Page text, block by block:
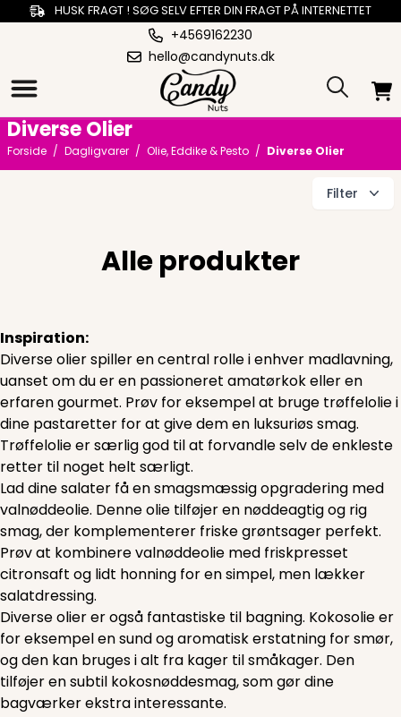
HUSK FRAGT ! SØG SELV EFTER DIN FRAGT PÅ INTERNETTET
+4569162230
hello@candynuts.dk
Diverse Olier
Forside / Dagligvarer / Olie, Eddike & Pesto / Diverse Olier
Filter
Alle produkter
Inspiration:
Diverse olier spiller en central rolle i enhver madlavning,
uanset om du er en passioneret amatørkok eller en
erfaren gourmet. Prøv for eksempel at bruge trøffelolie i
dine pastaretter for at give dem en luksuriøs smag.
Trøffelolie er særlig god til at forvandle selv de enkleste
retter til noget helt særligt.
Lad dine salater få en smagsmæssig opgradering med
valnøddeolie. Denne olie tilføjer en nøddeagtig og rig
smag, der komplementerer friske grøntsager perfekt.
Prøv at kombinere valnøddeolie med friskpresset
citronsaft og lidt honning for en simpel, men lækker
salatdressing.
Diverse olier er også fantastiske til bagning. Kokosolie er
for eksempel en sund og aromatisk erstatning for smør,
og den kan bruges i alt fra kager til småkager. Den
tilføjer en subtil kokosnøddesmag, som gør dine
bagværker ekstra interessante.